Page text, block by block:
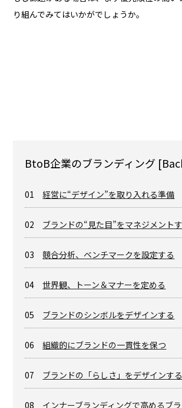
り組んでみてはいかがでしょうか。
BtoB企業のブランディング
01経営に“デザイン”を取り入れる準備
02 ブランドの“見た目”をマネジメント
03 競合分析、ベンチマークを設定する
04世界観、トーン＆マナーを定める
05 ブランドのシンボルをデザインする
06組織的にブランドの一貫性を保つ
07 ブランドの「らしさ」をデザインする
08 インナーブランディングで高めるブ